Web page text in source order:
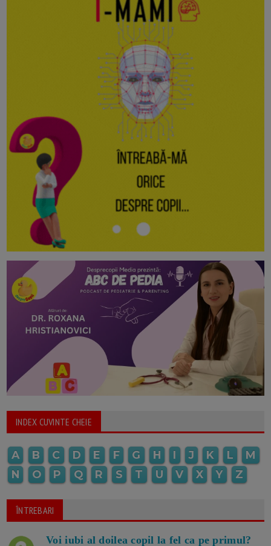
INDEX CUVINTE CHEIE
A B C D E F G H I J K L
M
N
O P Q R S T U V X Y Z
ÎNTREBARI
Voi iubi al doilea copil la fel ca pe primul?